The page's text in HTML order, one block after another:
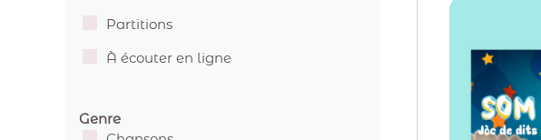
Partitions
À écouter en ligne
Genre